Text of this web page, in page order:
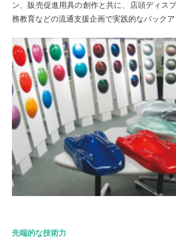
ン、販売促進用具の創作と共に、店頭ディス
務教育などの流通支援企画で実践的なバックア
先端的な技術力